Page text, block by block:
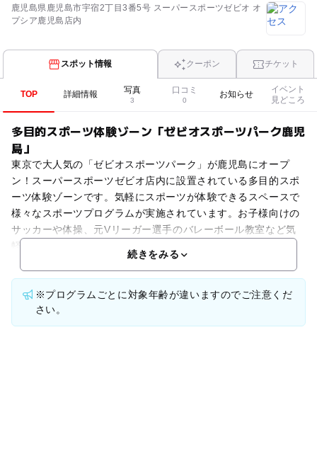
鹿児島県鹿児島市宇宿2丁目3番5号 スーパースポーツゼビオ オ
プシア鹿児島店内
スポット情報 クーポン チケット
TOP 詳細情報 写真
3
口コミ
0
お知らせ
イベント
見どころ
多目的スポーツ体験ゾーン「ゼビオスポーツパーク鹿児
島」
東京で大人気の「ゼビオスポーツパーク」が鹿児島にオープ
ン！スーパースポーツゼビオ店内に設置されている多目的スポ
ーツ体験ゾーンです。気軽にスポーツが体験できるスペースで
様々なスポーツプログラムが実施されています。お子様向けの
サッカーや体操、元Vリーガー選手のバレーボール教室など気
続きをみる
※プログラムごとに対象年齢が違いますのでご注意くだ
さい。